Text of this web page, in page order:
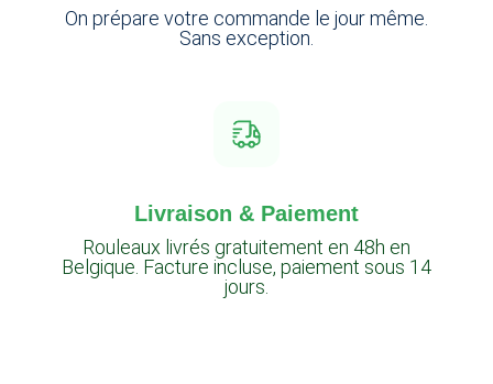
On prépare votre commande le jour même.
Sans exception.
Livraison & Paiement
Rouleaux livrés gratuitement en 48h en
Belgique. Facture incluse, paiement sous 14
jours.